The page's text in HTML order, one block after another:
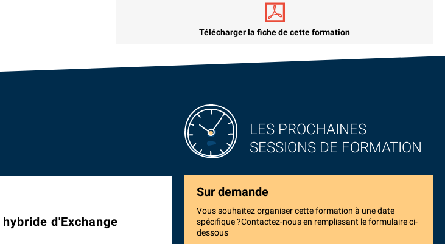
Télécharger la fiche de cette formation
d'Exchange
LES PROCHAINES
SESSIONS DE FORMATION
Sur demande
Vous souhaitez organiser cette formation à une date
spécifique ?Contactez-nous en remplissant le formulaire ci-
dessous